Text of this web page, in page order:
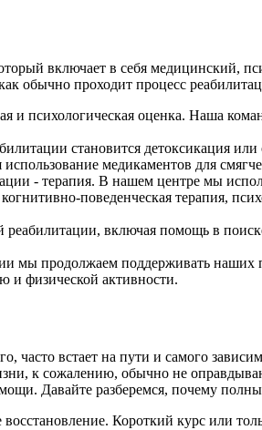
включает в себя медицинский,
обычно проходит процесс
психологическая оценка. Наша
становится детоксикация
медикаментов для
- терапия. В нашем центре мы
поведенческая терапия,
реабилитации, включая помощь в
мы продолжаем поддерживать наших
и физической активности.
часто встает на пути и самого
к сожалению, обычно не
Давайте разберемся, почему
Короткий курс или